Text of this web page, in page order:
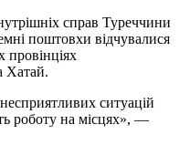
справ Туреччини
поштовхи відчувалися
провінціях
Хатай.
ситуацій
роботу на місцях», —